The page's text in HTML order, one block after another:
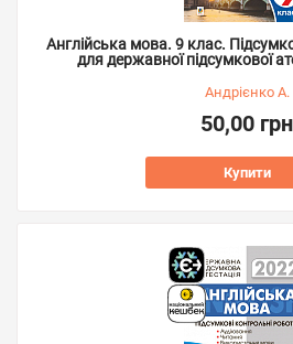
Англійська мова. 9 клас.
для державної підсумкової
Андрієнко А.
50,00 грн
Купити